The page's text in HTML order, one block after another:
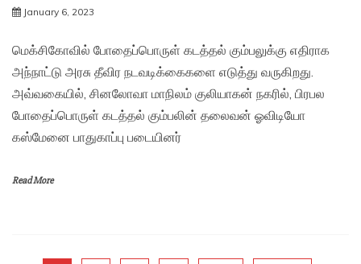
January 6, 2023
மெக்சிகோவில் போதைப்பொருள் கடத்தல் கும்பலுக்கு எதிராக
அந்நாட்டு அரசு தீவிர நடவடிக்கைகளை எடுத்து வருகிறது.
அவ்வகையில், சினலோவா மாநிலம் குலியாகன் நகரில், பிரபல
போதைப்பொருள் கடத்தல் கும்பலின் தலைவன் ஓவிடியோ
கஸ்மேனை பாதுகாப்பு படையினர்
Read More